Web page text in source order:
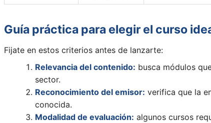
Guía práctica para elegir el curso
Fijate en estos criterios antes de lanzarte:
Relevancia del contenido: busca módulos
sector.
Reconocimiento del emisor: verifica que la
conocida.
Modalidad de evaluación: algunos cursos